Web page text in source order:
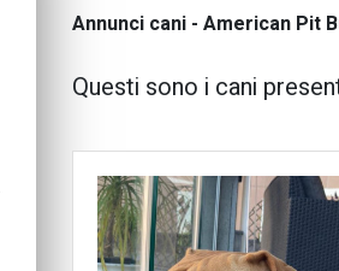
Annunci cani - American Pit
Questi sono i cani